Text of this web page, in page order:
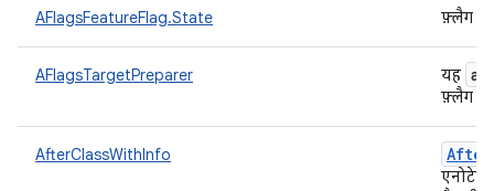
AFlagsFeatureFlag.State फ़्लैग की
AFlagsTargetPreparer यह
फ़्लैग
AfterClassWithInfo After
एनोटेट